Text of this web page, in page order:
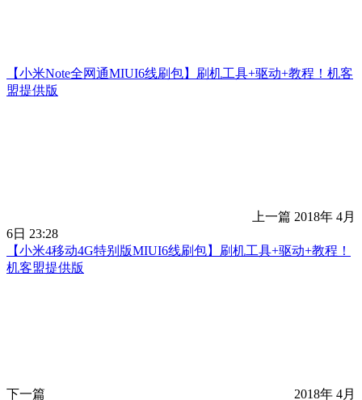
【小米Note全网通MIUI6线刷包】刷机工具+驱动+教程！机客
盟提供版
上一篇 2018年 4月
6日 23:28
【小米4移动4G特别版MIUI6线刷包】刷机工具+驱动+教程！
机客盟提供版
下一篇
2018年 4月